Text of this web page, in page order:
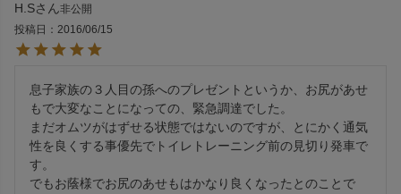
H.S
非公開
投稿日
2016/06/15
息子家族の３人目の孫へのプレゼントというか、お尻があせ
もで大変なことになっての、緊急調達でした。
まだオムツがはずせる状態ではないのですが、とにかく通気
性を良くする事優先でトイレトレーニング前の見切り発車で
す。
でもお蔭様でお尻のあせもはかなり良くなったとのことで